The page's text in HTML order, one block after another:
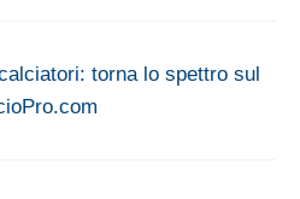
torna lo spettro sul